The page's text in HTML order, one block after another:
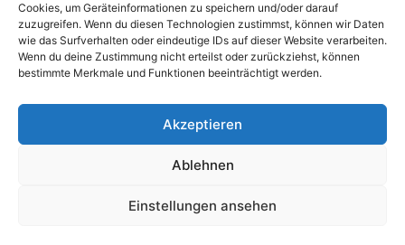
Cookies, um Geräteinformationen zu speichern und/oder darauf
zuzugreifen. Wenn du diesen Technologien zustimmst, können wir Daten
wie das Surfverhalten oder eindeutige IDs auf dieser Website verarbeiten.
Wenn du deine Zustimmung nicht erteilst oder zurückziehst, können
bestimmte Merkmale und Funktionen beeinträchtigt werden.
Akzeptieren
Ablehnen
Einstellungen ansehen
Redaktion: Dipl.-Ing. Leonhard Steiger, Forstwirt &
Dr. Werner Lux, Jurist
Email:gemeindeland@agrarpapers.tirol
© 2025– All rights reserved.